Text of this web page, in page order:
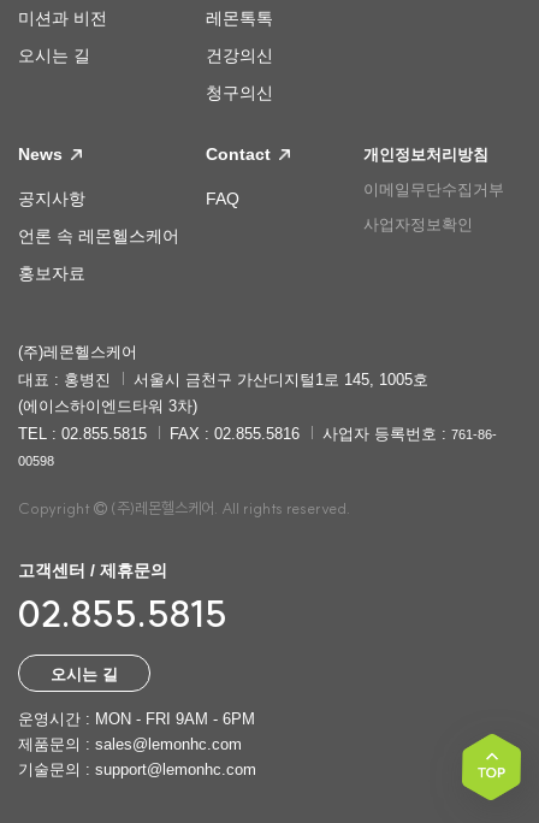
미션과 비전
오시는 길
레몬톡톡
건강의신
청구의신
News
공지사항
언론 속 레몬헬스케어
홍보자료
Contact
FAQ
개인정보처리방침
이메일무단수집거부
사업자정보확인
(주)레몬헬스케어
대표 : 홍병진
서울시 금천구 가산디지털1로 145, 1005호
(에이스하이엔드타워 3차)
TEL : 02.855.5815
FAX : 02.855.5816 사업자 등록번호 : 761-86-
00598
Copyright (주)레몬헬스케어. All rights reserved.
고객센터 / 제휴문의
02.855.5815
오시는 길
운영시간 : MON - FRI 9AM - 6PM
제품문의 : sales@lemonhc.com
기술문의 : support@lemonhc.com